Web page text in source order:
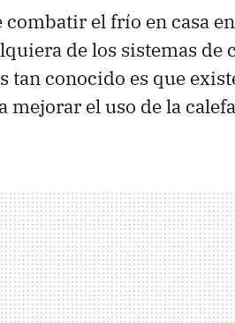
combatir el frío en casa
de los sistemas de
tan conocido es que
mejorar el uso de la